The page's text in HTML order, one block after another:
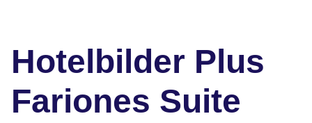
Hotelbilder Plus
Fariones Suite